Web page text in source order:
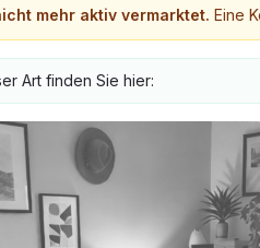
mehr aktiv vermarktet. Eine
Art finden Sie hier: